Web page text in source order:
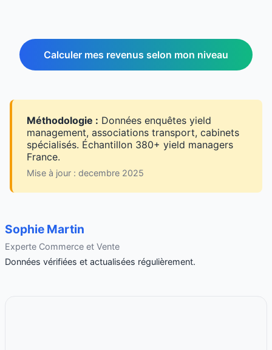
Calculer mes revenus selon mon niveau
Méthodologie : Données enquêtes yield
management, associations transport, cabinets
spécialisés. Échantillon 380+ yield managers
France.
Mise à jour : decembre 2025
Sophie Martin
Experte Commerce et Vente
Données vérifiées et actualisées régulièrement.